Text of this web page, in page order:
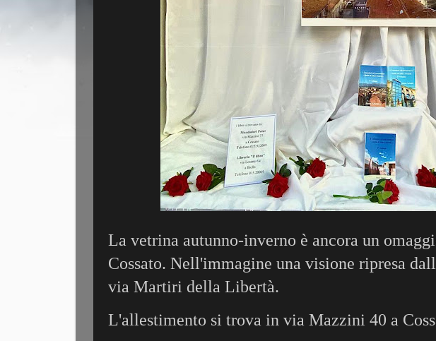
La vetrina autunno-inverno è ancora un
Cossato. Nell'immagine una visione ripresa
via Martiri della Libertà.
L'allestimento si trova in via Mazzini 40 a